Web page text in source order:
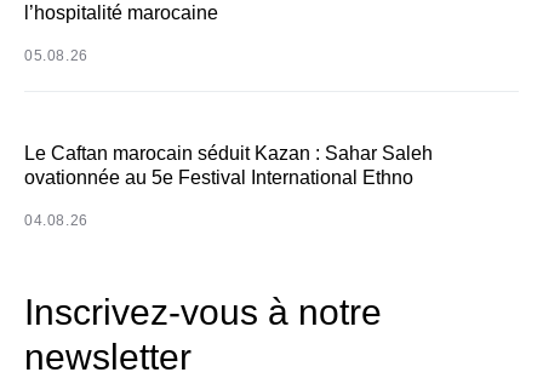
l’hospitalité marocaine
05.08.26
Le Caftan marocain séduit Kazan : Sahar Saleh
ovationnée au 5e Festival International Ethno
04.08.26
Inscrivez-vous à notre
newsletter